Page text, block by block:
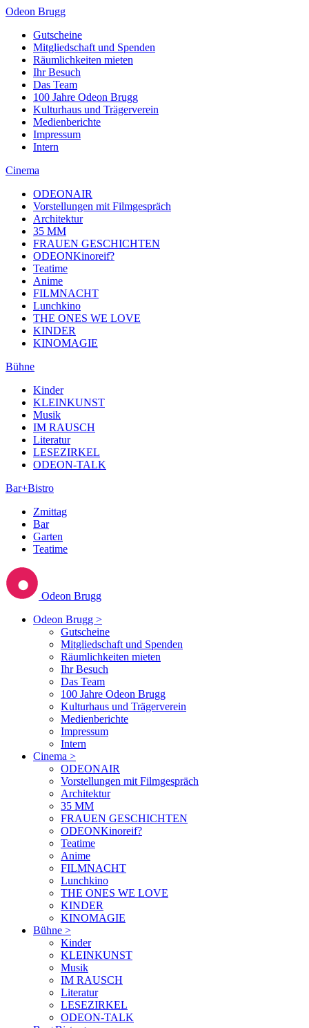
Odeon Brugg
Gutscheine
Mitgliedschaft und Spenden
Räumlichkeiten mieten
Ihr Besuch
Das Team
100 Jahre Odeon Brugg
Kulturhaus und Trägerverein
Medienberichte
Impressum
Intern
Cinema
ODEONAIR
Vorstellungen mit Filmgespräch
Architektur
35 MM
FRAUEN GESCHICHTEN
ODEONKinoreif?
Teatime
Anime
FILMNACHT
Lunchkino
THE ONES WE LOVE
KINDER
KINOMAGIE
Bühne
Kinder
KLEINKUNST
Musik
IM RAUSCH
Literatur
LESEZIRKEL
ODEON-TALK
Bar+Bistro
Zmittag
Bar
Garten
Teatime
Odeon Brugg
Odeon Brugg >
Gutscheine
Mitgliedschaft und Spenden
Räumlichkeiten mieten
Ihr Besuch
Das Team
100 Jahre Odeon Brugg
Kulturhaus und Trägerverein
Medienberichte
Impressum
Intern
Cinema >
ODEONAIR
Vorstellungen mit Filmgespräch
Architektur
35 MM
FRAUEN GESCHICHTEN
ODEONKinoreif?
Teatime
Anime
FILMNACHT
Lunchkino
THE ONES WE LOVE
KINDER
KINOMAGIE
Bühne >
Kinder
KLEINKUNST
Musik
IM RAUSCH
Literatur
LESEZIRKEL
ODEON-TALK